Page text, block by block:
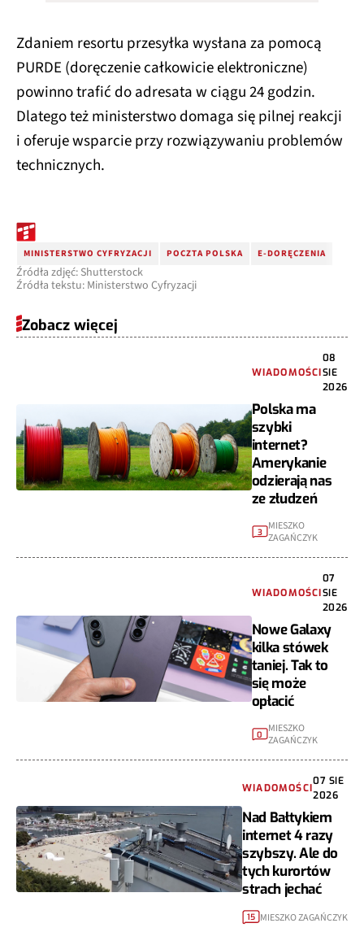
Zdaniem resortu przesyłka wysłana za pomocą
PURDE (doręczenie całkowicie elektroniczne)
powinno trafić do adresata w ciągu 24 godzin.
Dlatego też ministerstwo domaga się pilnej reakcji
i oferuje wsparcie przy rozwiązywaniu problemów
technicznych.
MINISTERSTWO CYFRYZACJI POCZTA POLSKA E-DORĘCZENIA
Źródła zdjęć: Shutterstock
Źródła tekstu: Ministerstwo Cyfryzacji
Zobacz więcej
WIADOMOŚCI
08
SIE
2026
Polska ma
szybki
internet?
Amerykanie
odzierają nas
ze złudzeń
3 MIESZKO
ZAGAŃCZYK
WIADOMOŚCI
07
SIE
2026
Nowe Galaxy
kilka stówek
taniej. Tak to
się może
opłacić
0 MIESZKO
ZAGAŃCZYK
WIADOMOŚCI
07 SIE
2026
Nad Bałtykiem
internet 4 razy
szybszy. Ale do
tych kurortów
strach jechać
15 MIESZKO ZAGAŃCZYK